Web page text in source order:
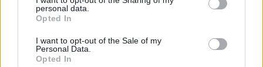
personal data.
Opted In
I want to opt-out of the Sale of my
Personal Data.
Opted In